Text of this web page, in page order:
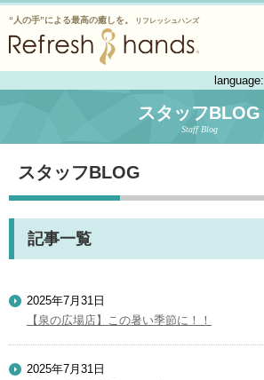
“人の手”による最高の癒しを。 リフレッシュハンズ
language:
スタッフBLOG
Staff Blog
スタッフBLOG
記事一覧
2025年7月31日
【泉の広場店】この暑い季節に！！
2025年7月31日